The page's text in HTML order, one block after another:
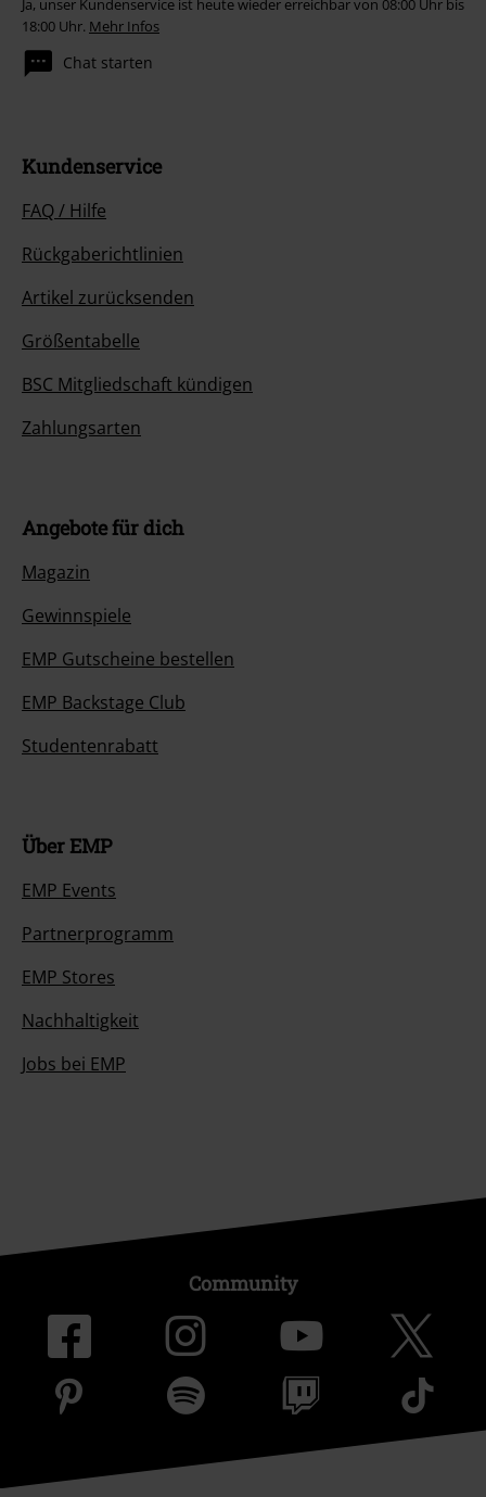
Ja, unser Kundenservice ist heute wieder erreichbar von 08:00 Uhr bis
18:00 Uhr. Mehr Infos
Chat starten
Kundenservice
FAQ / Hilfe
Rückgaberichtlinien
Artikel zurücksenden
Größentabelle
BSC Mitgliedschaft kündigen
Zahlungsarten
Angebote für dich
Magazin
Gewinnspiele
EMP Gutscheine bestellen
EMP Backstage Club
Studentenrabatt
Über EMP
EMP Events
Partnerprogramm
EMP Stores
Nachhaltigkeit
Jobs bei EMP
Community